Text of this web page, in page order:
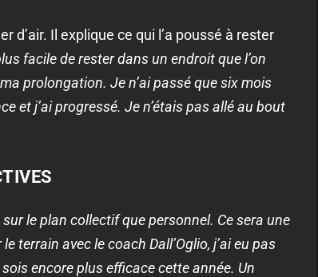
d’air. Il explique ce qui l’a poussé à rester
facile de rester dans un endroit que l’on
prolongation. Je n’ai passé que six mois
et j’ai progressé. Je n’étais pas allé au bout
le plan collectif que personnel. Ce sera une
terrain avec le coach Dall’Oglio, j’ai eu pas
encore plus efficace cette année. Un